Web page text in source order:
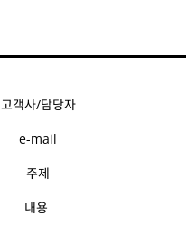
고객사/담당자
e-mail
주제
내용